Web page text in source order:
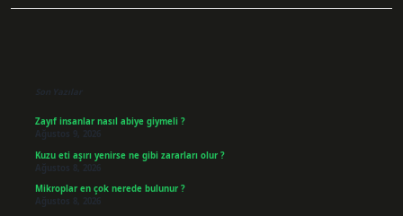
Son Yazılar
Zayıf insanlar nasıl abiye giymeli ?
Ağustos 9, 2026
Kuzu eti aşırı yenirse ne gibi zararları olur ?
Ağustos 8, 2026
Mikroplar en çok nerede bulunur ?
Ağustos 8, 2026